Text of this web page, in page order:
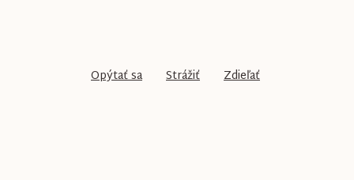
Opýtať sa Strážiť Zdieľať